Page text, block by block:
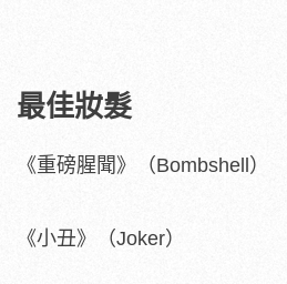
最佳妝髮
《重磅腥聞》（Bombshell）
《小丑》（Joker）